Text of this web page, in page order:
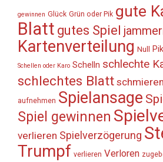
gewinnen Glück Grün oder Pik gute
Blatt gutes Spiel
Kartenverteilung Null Pik
Schellen oder Karo Schelln schlechte
schlechtes Blatt schmieren
aufnehmen Spielansage
Spiel gewinnen
verlieren Spielverzögerung
Trumpf verlieren Verloren